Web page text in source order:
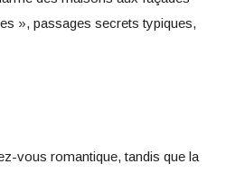
», passages secrets typiques,
vous romantique, tandis que la